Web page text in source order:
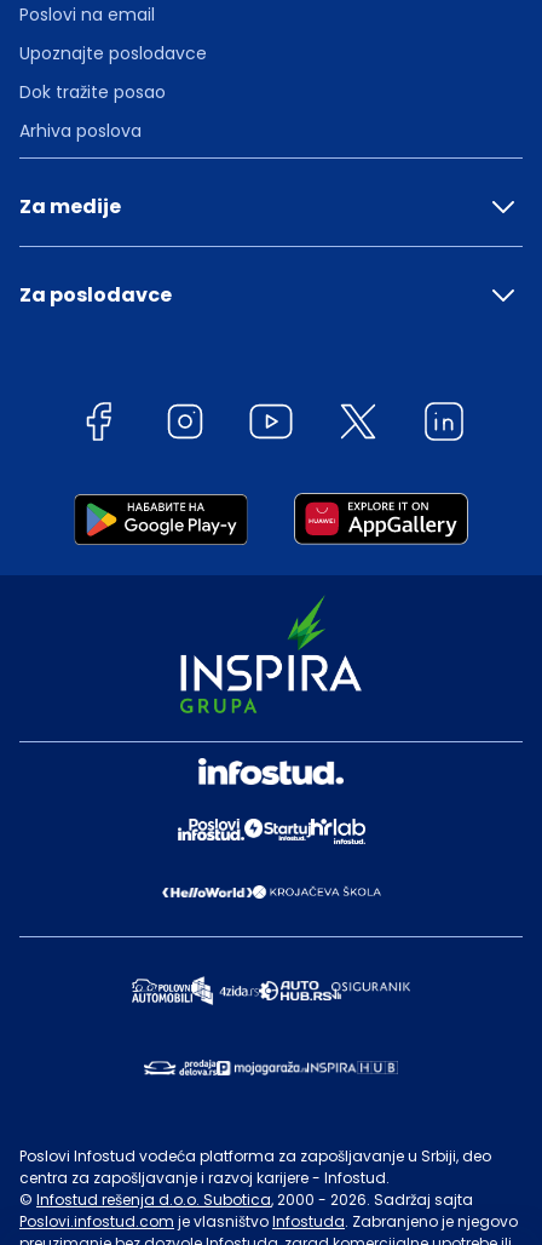
Poslovi na email
Upoznajte poslodavce
Dok tražite posao
Arhiva poslova
Za medije
Za poslodavce
Poslovi Infostud vodeća platforma za zapošljavanje u Srbiji, deo
centra za zapošljavanje i razvoj karijere - Infostud.
© Infostud rešenja d.o.o. Subotica, 2000 - 2026. Sadržaj sajta
Poslovi.infostud.com je vlasništvoInfostuda. Zabranjeno je njegovo